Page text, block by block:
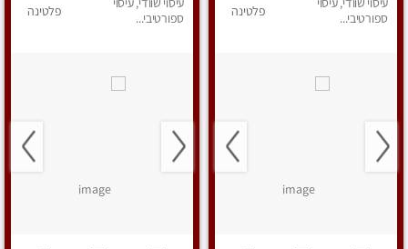
עיסוי שוודי, עיסוי
ספורטיבי...
פלטינה
עיסוי שוודי, עיסוי
ספורטיבי...
פלטינה